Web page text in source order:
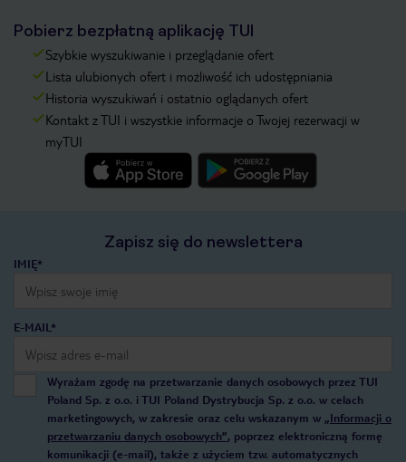
Pobierz bezpłatną aplikację TUI
Szybkie wyszukiwanie i przeglądanie ofert
Lista ulubionych ofert i możliwość ich udostępniania
Historia wyszukiwań i ostatnio oglądanych ofert
Kontakt z TUI i wszystkie informacje o Twojej rezerwacji w
myTUI
Zapisz się do newslettera
IMIĘ*
E-MAIL*
Wyrażam zgodę na przetwarzanie danych osobowych przez TUI
Poland Sp. z o.o. i TUI Poland Dystrybucja Sp. z o.o. w celach
marketingowych, w zakresie oraz celu wskazanym w „Informacji o
przetwarzaniu danych osobowych”, poprzez elektroniczną formę
komunikacji (e-mail), także z użyciem tzw. automatycznych